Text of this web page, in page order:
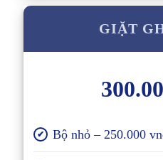
GIẶT
✔ Bộ nhỏ – 250.000